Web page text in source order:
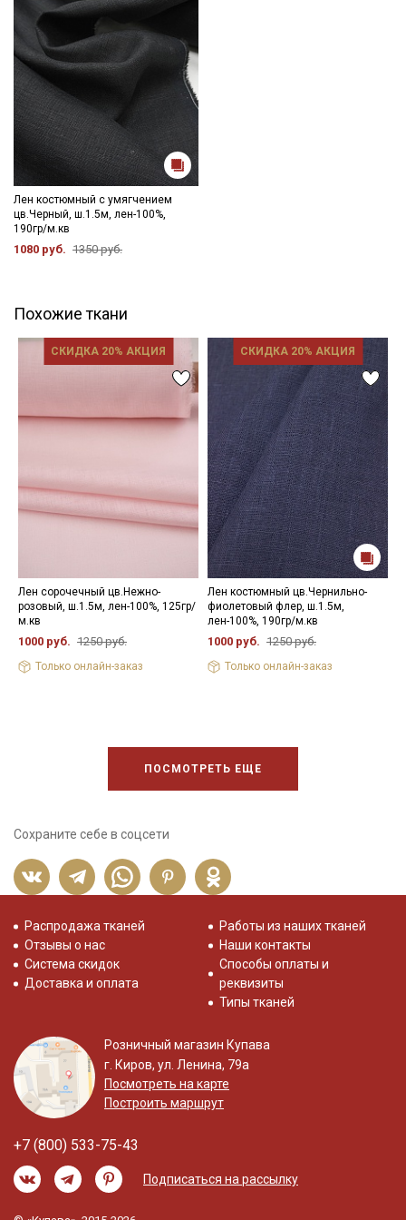
Лен костюмный с умягчением
цв.Черный, ш.1.5м, лен-100%,
190гр/м.кв
1080 руб. 1350 руб.
Похожие ткани
СКИДКА 20% АКЦИЯ
Лен сорочечный цв.Нежно-
розовый, ш.1.5м, лен-100%, 125гр/
м.кв
1000 руб. 1250 руб.
Только онлайн-заказ
СКИДКА 20% АКЦИЯ
Лен костюмный цв.Чернильно-
фиолетовый флер, ш.1.5м,
лен-100%, 190гр/м.кв
1000 руб. 1250 руб.
Только онлайн-заказ
ПОСМОТРЕТЬ ЕЩЕ
Сохраните себе в соцсети
Распродажа тканей
Отзывы о нас
Система скидок
Доставка и оплата
Работы из наших тканей
Наши контакты
Способы оплаты и
реквизиты
Типы тканей
Розничный магазин Купава
г. Киров, ул. Ленина, 79а
Посмотреть на карте
Построить маршрут
+7 (800) 533-75-43
Подписаться на рассылку